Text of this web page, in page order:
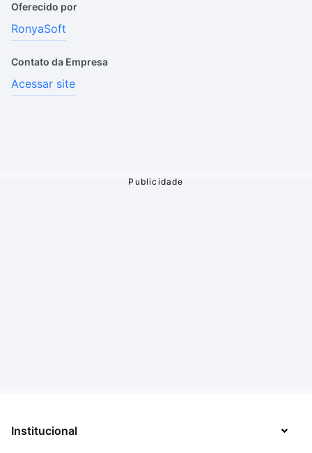
Oferecido por
RonyaSoft
Contato da Empresa
Acessar site
Institucional